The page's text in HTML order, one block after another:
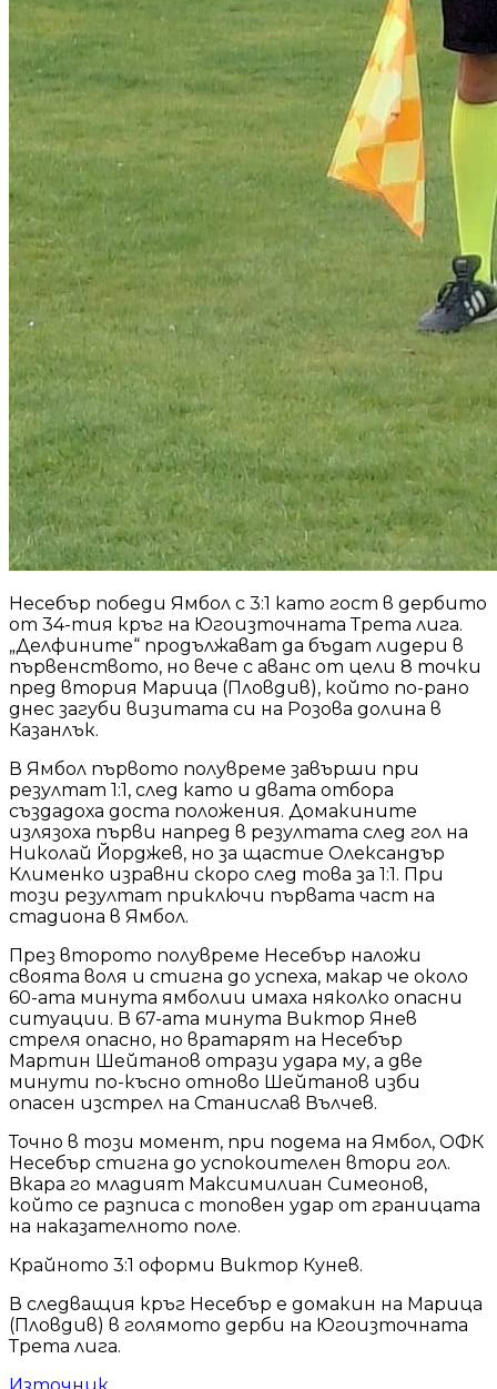
Несебър победи Ямбол с 3:1 като гост в дербито
от 34-тия кръг на Югоизточната Трета лига.
„Делфините“ продължават да бъдат лидери в
първенството, но вече с аванс от цели 8 точки
пред втория Марица (Пловдив), който по-рано
днес загуби визитата си на Розова долина в
Казанлък.
В Ямбол първото полувреме завърши при
резултат 1:1, след като и двата отбора
създадоха доста положения. Домакините
излязоха първи напред в резултата след гол на
Николай Йорджев, но за щастие Олександър
Клименко изравни скоро след това за 1:1. При
този резултат приключи първата част на
стадиона в Ямбол.
През второто полувреме Несебър наложи
своята воля и стигна до успеха, макар че около
60-ата минута ямболии имаха няколко опасни
ситуации. В 67-ата минута Виктор Янев
стреля опасно, но вратарят на Несебър
Мартин Шейтанов отрази удара му, а две
минути по-късно отново Шейтанов изби
опасен изстрел на Станислав Вълчев.
Точно в този момент, при подема на Ямбол, ОФК
Несебър стигна до успокоителен втори гол.
Вкара го младият Максимилиан Симеонов,
който се разписа с топовен удар от границата
на наказателното поле.
Крайното 3:1 оформи Виктор Кунев.
В следващия кръг Несебър е домакин на Марица
(Пловдив) в голямото дерби на Югоизточната
Трета лига.